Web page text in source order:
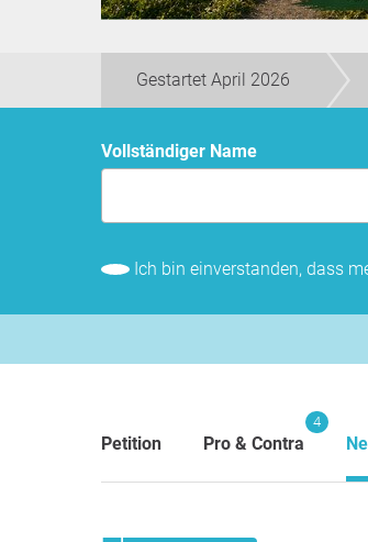
Gestartet April 2026
Vollständiger Name
Ich bin einverstanden, dass
Petition Pro & Contra
4